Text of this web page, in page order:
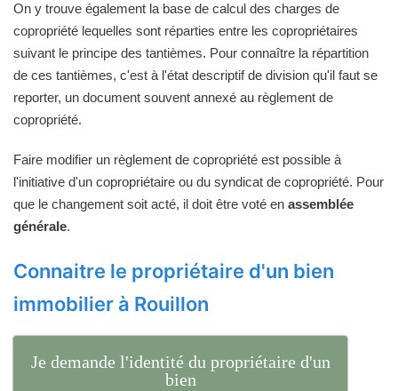
On y trouve également la base de calcul des charges de
copropriété lequelles sont réparties entre les copropriétaires
suivant le principe des tantièmes. Pour connaître la répartition
de ces tantièmes, c'est à l'état descriptif de division qu'il faut se
reporter, un document souvent annexé au règlement de
copropriété.
Faire modifier un règlement de copropriété est possible à
l'initiative d'un copropriétaire ou du syndicat de copropriété. Pour
que le changement soit acté, il doit être voté en assemblée
générale.
Connaitre le propriétaire d'un bien
immobilier à Rouillon
Je demande l'identité du propriétaire d'un
bien